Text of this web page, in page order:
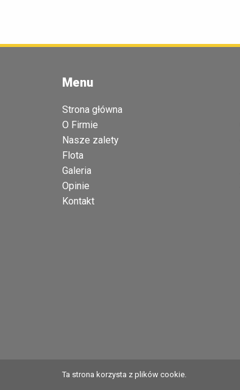
Menu
Strona główna
O Firmie
Nasze zalety
Flota
Galeria
Opinie
Kontakt
Ta strona korzysta z plików cookie.